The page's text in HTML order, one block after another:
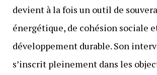
devient à la fois un outil de
énergétique, de cohésion sociale
développement durable. Son
s’inscrit pleinement dans les